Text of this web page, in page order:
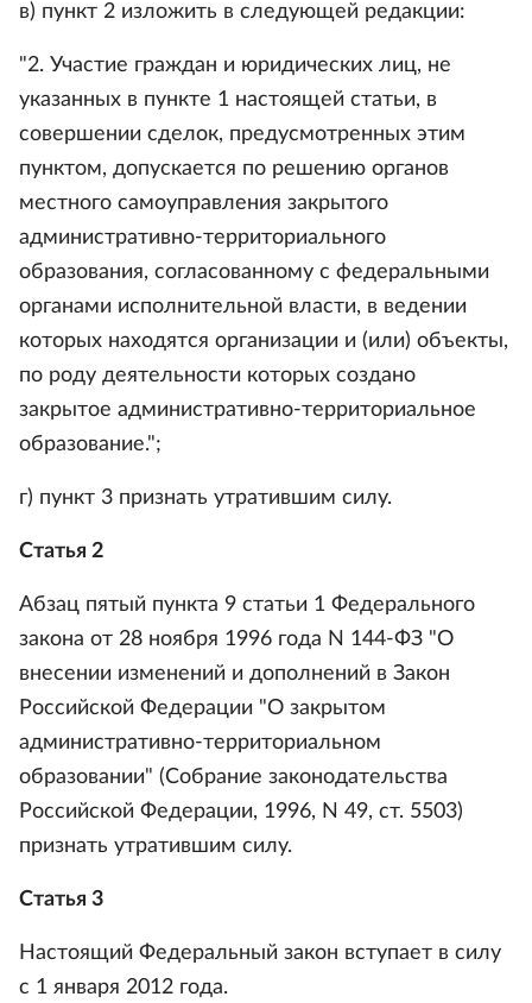
в) пункт 2 изложить в следующей редакции:
"2. Участие граждан и юридических лиц, не
указанных в пункте 1 настоящей статьи, в
совершении сделок, предусмотренных этим
пунктом, допускается по решению органов
местного самоуправления закрытого
административно-территориального
образования, согласованному с федеральными
органами исполнительной власти, в ведении
которых находятся организации и (или) объекты,
по роду деятельности которых создано
закрытое административно-территориальное
образование.";
г) пункт 3 признать утратившим силу.
Статья 2
Абзац пятый пункта 9 статьи 1 Федерального
закона от 28 ноября 1996 года N 144-ФЗ "О
внесении изменений и дополнений в Закон
Российской Федерации "О закрытом
административно-территориальном
образовании" (Собрание законодательства
Российской Федерации, 1996, N 49, ст. 5503)
признать утратившим силу.
Статья 3
Настоящий Федеральный закон вступает в силу
с 1 января 2012 года.